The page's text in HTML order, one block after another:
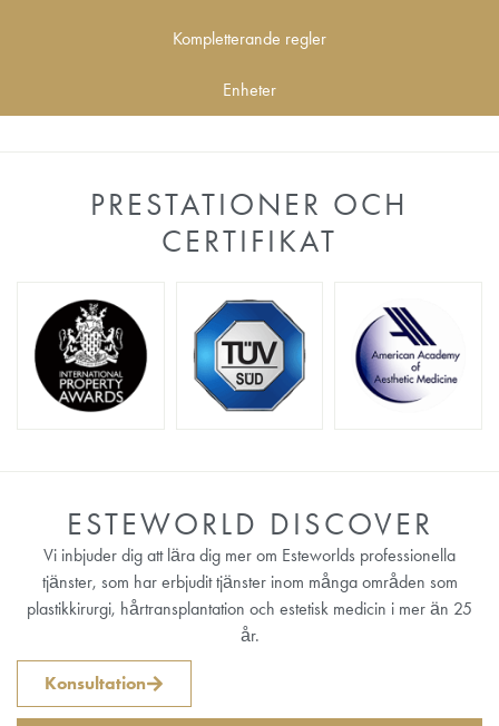
Kompletterande regler
Enheter
PRESTATIONER OCH
CERTIFIKAT
ESTEWORLD DISCOVER
Vi inbjuder dig att lära dig mer om Esteworlds professionella
tjänster, som har erbjudit tjänster inom många områden som
plastikkirurgi, hårtransplantation och estetisk medicin i mer än 25
år.
Konsultation